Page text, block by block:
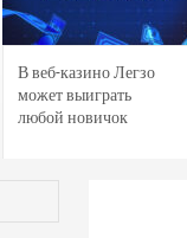
В веб-казино Легзо
может выиграть
любой новичок